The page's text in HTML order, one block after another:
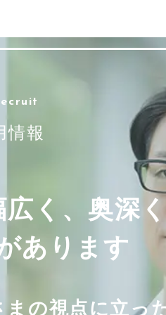
情報
く、奥深
あります
まの視点に立っ